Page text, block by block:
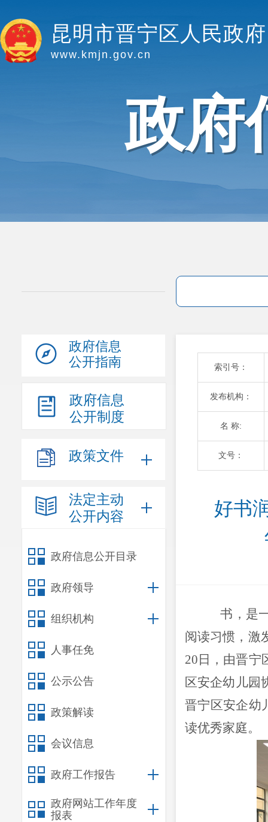
昆明市晋宁区人民政府
www.kmjn.gov.cn
政府
政府信息
公开指南
政府信息
公开制度
政策文件
法定主动
公开内容
政府信息公开目录
政府领导
组织机构
人事任免
公示公告
政策解读
会议信息
政府工作报告
政府网站工作年度
报表
索引号：
发布机构：
名 称:
文号：
好书
书，是
阅读习惯，激
20日，由晋宁
区安企幼儿园
晋宁区安企幼
读优秀家庭。